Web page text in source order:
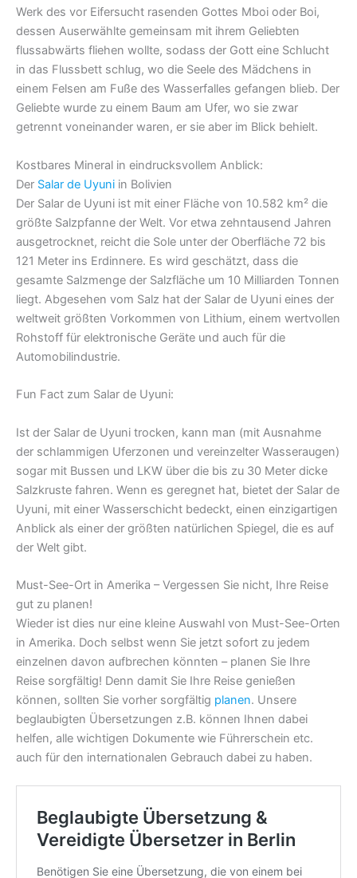
Werk des vor Eifersucht rasenden Gottes Mboi oder Boi,
dessen Auserwählte gemeinsam mit ihrem Geliebten
flussabwärts fliehen wollte, sodass der Gott eine Schlucht
in das Flussbett schlug, wo die Seele des Mädchens in
einem Felsen am Fuße des Wasserfalles gefangen blieb. Der
Geliebte wurde zu einem Baum am Ufer, wo sie zwar
getrennt voneinander waren, er sie aber im Blick behielt.
Kostbares Mineral in eindrucksvollem Anblick:
Der Salar de Uyuni in Bolivien
Der Salar de Uyuni ist mit einer Fläche von 10.582 km² die
größte Salzpfanne der Welt. Vor etwa zehntausend Jahren
ausgetrocknet, reicht die Sole unter der Oberfläche 72 bis
121 Meter ins Erdinnere. Es wird geschätzt, dass die
gesamte Salzmenge der Salzfläche um 10 Milliarden Tonnen
liegt. Abgesehen vom Salz hat der Salar de Uyuni eines der
weltweit größten Vorkommen von Lithium, einem wertvollen
Rohstoff für elektronische Geräte und auch für die
Automobilindustrie.
Fun Fact zum Salar de Uyuni:
Ist der Salar de Uyuni trocken, kann man (mit Ausnahme
der schlammigen Uferzonen und vereinzelter Wasseraugen)
sogar mit Bussen und LKW über die bis zu 30 Meter dicke
Salzkruste fahren. Wenn es geregnet hat, bietet der Salar de
Uyuni, mit einer Wasserschicht bedeckt, einen einzigartigen
Anblick als einer der größten natürlichen Spiegel, die es auf
der Welt gibt.
Must-See-Ort in Amerika – Vergessen Sie nicht, Ihre Reise
gut zu planen!
Wieder ist dies nur eine kleine Auswahl von Must-See-Orten
in Amerika. Doch selbst wenn Sie jetzt sofort zu jedem
einzelnen davon aufbrechen könnten – planen Sie Ihre
Reise sorgfältig! Denn damit Sie Ihre Reise genießen
können, sollten Sie vorher sorgfältig planen. Unsere
beglaubigten Übersetzungen z.B. können Ihnen dabei
helfen, alle wichtigen Dokumente wie Führerschein etc.
auch für den internationalen Gebrauch dabei zu haben.